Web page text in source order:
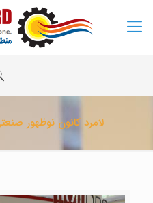
لامرد کانون نوظهور